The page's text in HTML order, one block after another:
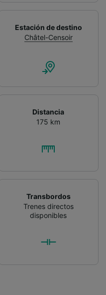
Estación de destino
Châtel-Censoir
Distancia
175 km
Transbordos
Trenes directos
disponibles